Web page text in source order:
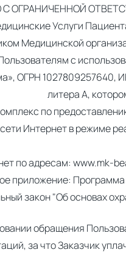
С ОГРАНИЧЕННОЙ
Услуги
Медицинской
с
ОГРН 1027809257640,
литера А,
по
Интернет в режиме
по адресам: www.mk-
приложение: Программа
закон "Об основах
обращения
за что Заказчик